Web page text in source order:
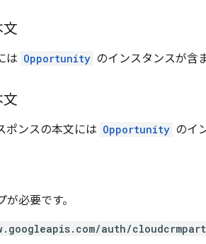
文
は Opportunity のインスタンスが含
文
ポンスの本文には Opportunity のイ
が必要です。
auth/